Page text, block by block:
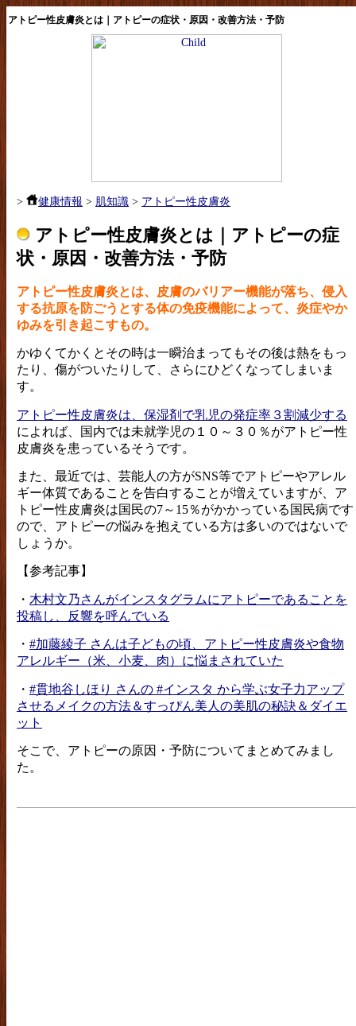
アトピー性皮膚炎とは｜アトピーの症状・原因・改善方法・予防
> 健康情報 > 肌知識 > アトピー性皮膚炎
アトピー性皮膚炎とは｜アトピーの症
状・原因・改善方法・予防
アトピー性皮膚炎とは、皮膚のバリアー機能が落ち、侵入
する抗原を防ごうとする体の免疫機能によって、炎症やか
ゆみを引き起こすもの。
かゆくてかくとその時は一瞬治まってもその後は熱をもっ
たり、傷がついたりして、さらにひどくなってしまいま
す。
アトピー性皮膚炎は、保湿剤で乳児の発症率３割減少する
によれば、国内では未就学児の１０～３０％がアトピー性
皮膚炎を患っているそうです。
また、最近では、芸能人の方がSNS等でアトピーやアレル
ギー体質であることを告白することが増えていますが、ア
トピー性皮膚炎は国民の7～15％がかかっている国民病です
ので、アトピーの悩みを抱えている方は多いのではないで
しょうか。
【参考記事】
・ 木村文乃さんがインスタグラムにアトピーであることを
投稿し、反響を呼んでいる
・ #加藤綾子 さんは子どもの頃、アトピー性皮膚炎や食物
アレルギー（米、小麦、肉）に悩まされていた
・ #貫地谷しほり さんの #インスタ から学ぶ女子力アップ
させるメイクの方法＆すっぴん美人の美肌の秘訣＆ダイエ
ット
そこで、アトピーの原因・予防についてまとめてみまし
た。